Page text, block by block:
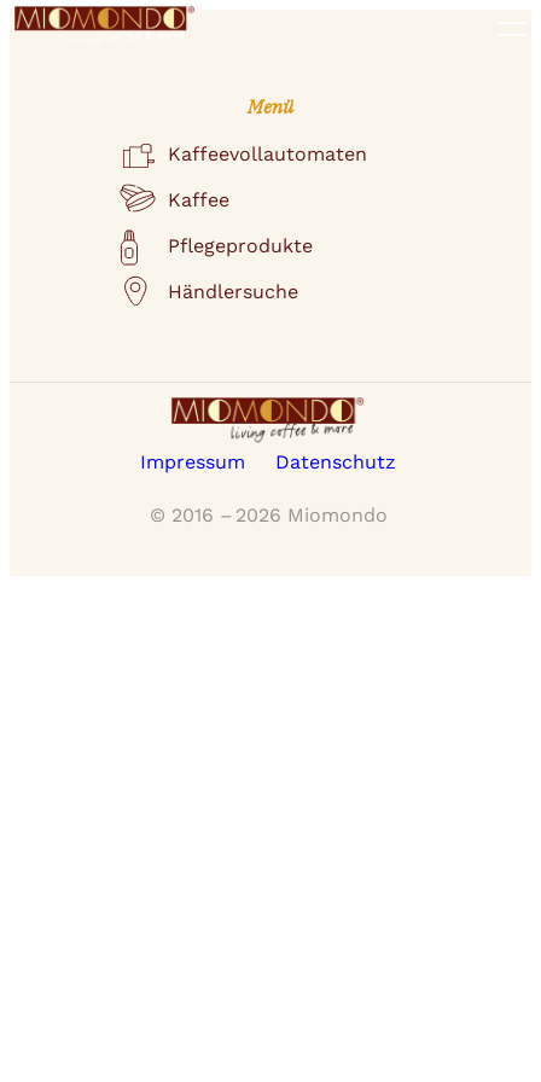
Zum
Händlersuche
Menü
Kaffeevollautomaten
Kaffee
Pflegeprodukte
Händlersuche
© 2016 – 2026 Miomondo
Impressum Datenschutz